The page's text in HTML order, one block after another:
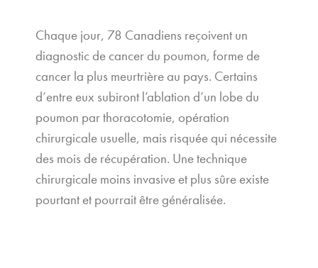
Chaque jour, 78 Canadiens reçoivent un
diagnostic de cancer du poumon, forme de
cancer la plus meurtrière au pays. Certains
d’entre eux subiront l’ablation d’un lobe du
poumon par thoracotomie, opération
chirurgicale usuelle, mais risquée qui nécessite
des mois de récupération. Une technique
chirurgicale moins invasive et plus sûre existe
pourtant et pourrait être généralisée.